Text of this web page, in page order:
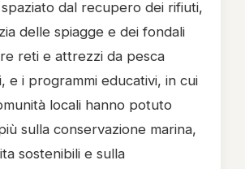
dal recupero dei rifiuti,
delle spiagge e dei fondali
reti e attrezzi da pesca
e i programmi educativi, in cui
locali hanno potuto
sulla conservazione marina,
sostenibili e sulla